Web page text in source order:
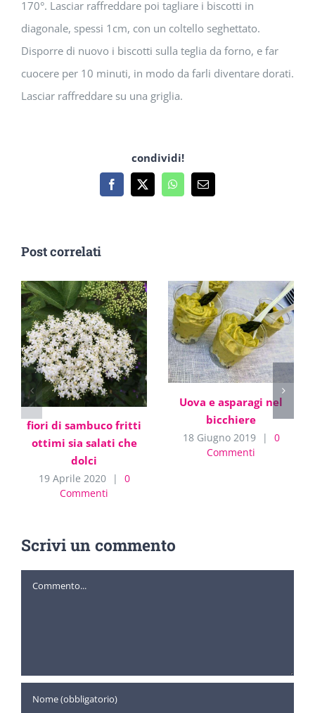
170°. Lasciar raffreddare poi tagliare i biscotti in
diagonale, spessi 1cm, con un coltello seghettato.
Disporre di nuovo i biscotti sulla teglia da forno, e far
cuocere per 10 minuti, in modo da farli diventare dorati.
Lasciar raffreddare su una griglia.
condividi!
Facebook
X WhatsApp
Email
Post correlati
fiori di sambuco fritti
ottimi sia salati che
dolci
19 Aprile 2020 |
0
Commenti
Uova e asparagi nel
bicchiere
18 Giugno 2019 |
0
Commenti
Scrivi un commento
Commento